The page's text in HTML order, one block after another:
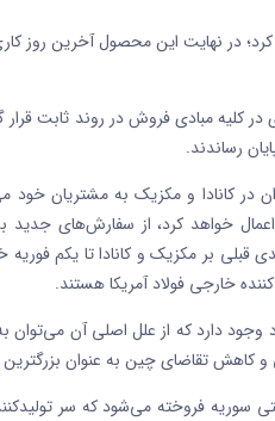
در کلیه مبادی فروش در روند ثابت
در کانادا و مکزیک به مشتریان خود
اعمال خواهد کرد، از سفارش‌های جدید
این هفته از برنامه‌هایی برای اعمال تعرفه‌های ۲۵ درصدی قبلی بر
خارجی فولاد آمریکا هستند.
وجود دارد که از علل اصلی آن می‌توان
تقاضای چین به عنوان بزرگترین
سوریه فروخته می‌شود که سر